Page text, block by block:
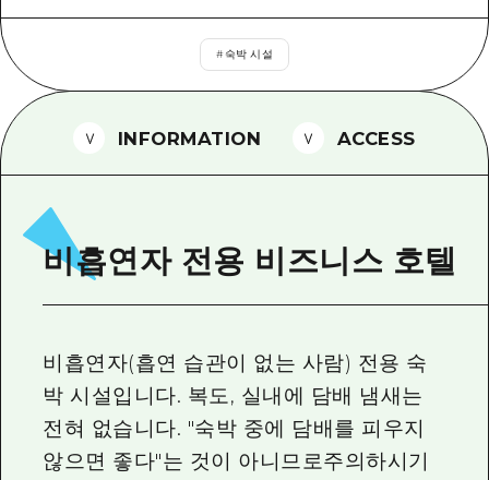
치유
반나절
1박 2일
2박 3일
외국인 여행자용 거리 관광안내소
사진 다운로드
# 숙박 시설
INFORMATION ACCESS
비흡연자 전용 비즈니스 호텔
비흡연자(흡연 습관이 없는 사람) 전용 숙
박 시설입니다. 복도, 실내에 담배 냄새는
전혀 없습니다. "숙박 중에 담배를 피우지
않으면 좋다"는 것이 아니므로주의하시기